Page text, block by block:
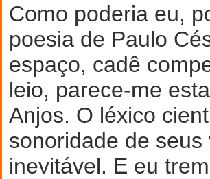
Como poderia eu,
poesia de Paulo
espaço, cadê
leio, parece-me
Anjos. O léxico
sonoridade de
inevitável. E eu